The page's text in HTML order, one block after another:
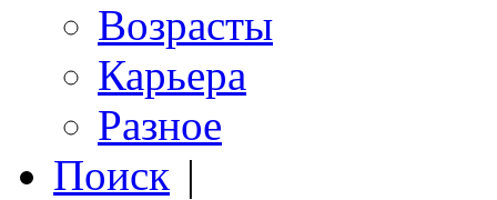
Возрасты
Карьера
Разное
Поиск |